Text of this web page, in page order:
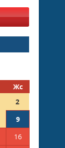
Жс
2
9
16